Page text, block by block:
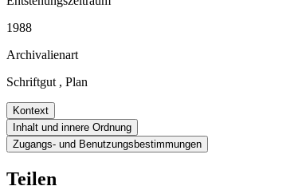
1988
Archivalienart
Schriftgut , Plan
Kontext
Inhalt und innere Ordnung
Zugangs- und Benutzungsbestimmungen
Teilen